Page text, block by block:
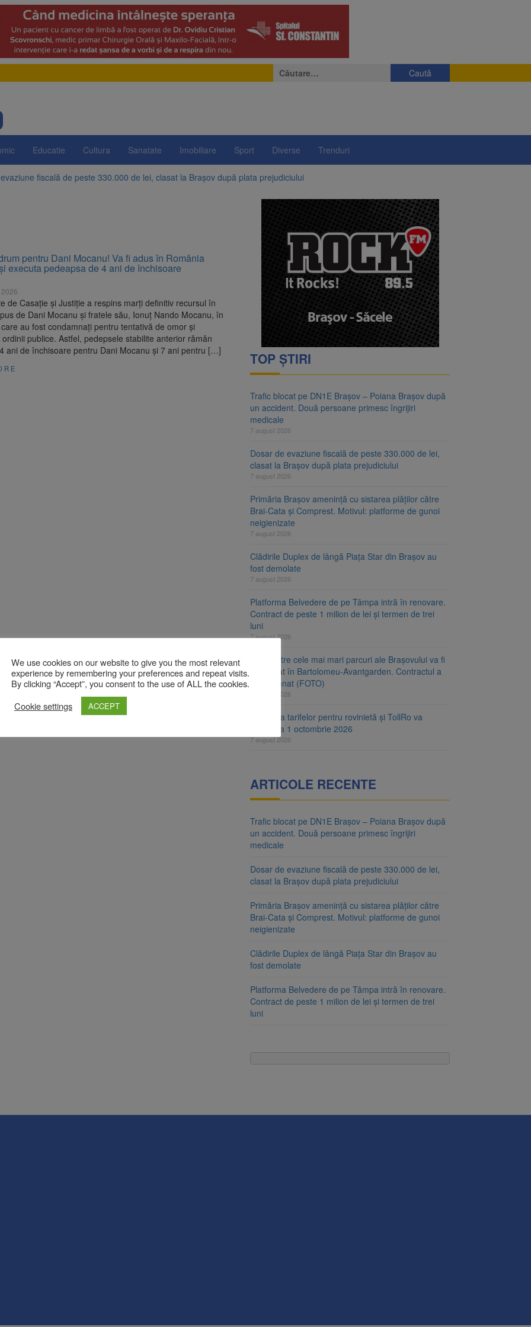
Caută
după:
Educatie Cultura Sanatate Imobiliare Sport Diverse Trenduri
fiscală de peste 330.000 de lei, clasat la Brașov după plata prejudiciului
Brașov amenință cu sistarea plăților către Brai-Cata și Comprest. Motivul: platforme de gunoi
Belvedere de pe Tâmpa intră în renovare. Contract de peste 1 milion de lei și termen de trei
cele mai mari parcuri ale Brașovului va fi amenajat în Bartolomeu-Avantgarden. Contractul a
pe DN1E Brașov – Poiana Brașov după un accident. Două persoane primesc îngrijiri
pentru Dani Mocanu! Va fi adus în România
executa pedeapsa de 4 ani de închisoare
de Casație și Justiție a respins marți definitiv recursul în
de Dani Mocanu și fratele său, Ionuț Nando Mocanu, în
au fost condamnați pentru tentativă de omor și
publice. Astfel, pedepsele stabilite anterior rămân
ani de închisoare pentru Dani Mocanu și 7 ani pentru […]
TOP ȘTIRI
Trafic blocat pe DN1E Brașov – Poiana Brașov după
un accident. Două persoane primesc îngrijiri
medicale
7 august 2026
Dosar de evaziune fiscală de peste 330.000 de lei,
clasat la Brașov după plata prejudiciului
7 august 2026
Primăria Brașov amenință cu sistarea plăților către
Brai-Cata și Comprest. Motivul: platforme de gunoi
neigienizate
7 august 2026
Clădirile Duplex de lângă Piața Star din Brașov au
fost demolate
7 august 2026
Platforma Belvedere de pe Tâmpa intră în renovare.
Contract de peste 1 milion de lei și termen de trei
luni
7 august 2026
Unul dintre cele mai mari parcuri ale Brașovului va fi
amenajat în Bartolomeu-Avantgarden. Contractul a
fost semnat (FOTO)
7 august 2026
Aplicarea tarifelor pentru rovinietă și TollRo va
începe la 1 octombrie 2026
7 august 2026
ARTICOLE RECENTE
Trafic blocat pe DN1E Brașov – Poiana Brașov după
un accident. Două persoane primesc îngrijiri
medicale
Dosar de evaziune fiscală de peste 330.000 de lei,
clasat la Brașov după plata prejudiciului
Primăria Brașov amenință cu sistarea plăților către
Brai-Cata și Comprest. Motivul: platforme de gunoi
neigienizate
Clădirile Duplex de lângă Piața Star din Brașov au
fost demolate
Platforma Belvedere de pe Tâmpa intră în renovare.
Contract de peste 1 milion de lei și termen de trei
luni
We use cookies on our website to give you the most relevant
experience by remembering your preferences and repeat visits.
By clicking “Accept”, you consent to the use of ALL the cookies.
Cookie settings
ACCEPT